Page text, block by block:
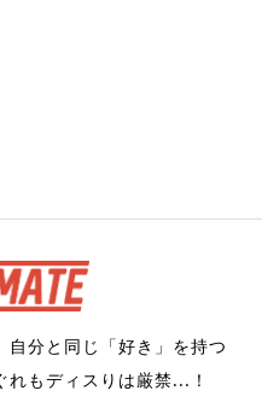
自分と同じ「好き」を持つ
もディスりは厳禁...！